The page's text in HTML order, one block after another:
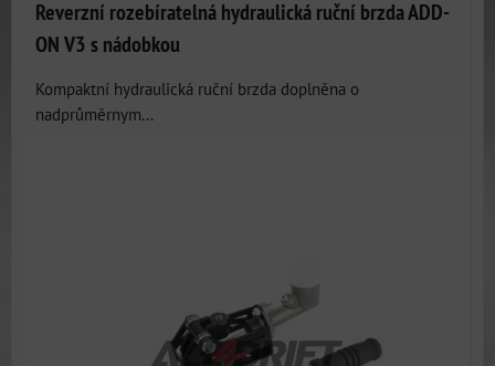
Reverzní rozebíratelná hydraulická ruční brzda ADD-
ON V3 s nádobkou
Kompaktní hydraulická ruční brzda doplněna o
nadprůměrnym...